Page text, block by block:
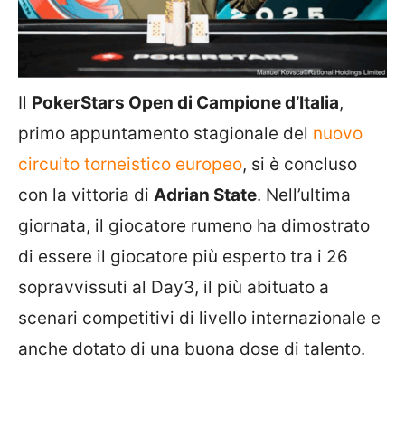
Il PokerStars Open di Campione d’Italia,
primo appuntamento stagionale del nuovo
circuito torneistico europeo, si è concluso
con la vittoria di Adrian State. Nell’ultima
giornata, il giocatore rumeno ha dimostrato
di essere il giocatore più esperto tra i 26
sopravvissuti al Day3, il più abituato a
scenari competitivi di livello internazionale e
anche dotato di una buona dose di talento.